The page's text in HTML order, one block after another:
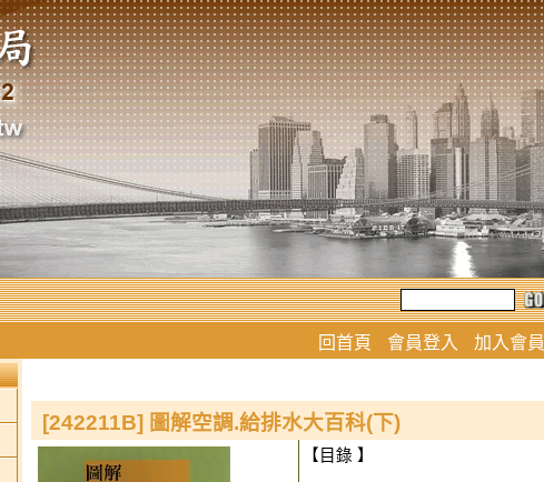
回首頁 會員登入 加入會員
[242211B] 圖解空調.給排水大百科(下)
【目錄 】